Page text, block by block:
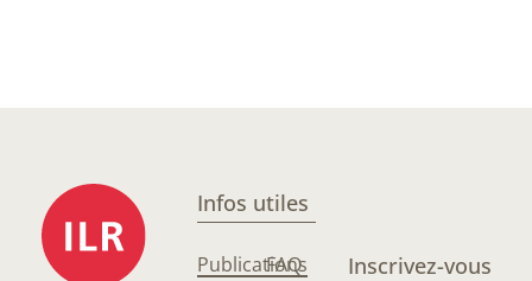
Infos utiles
Publications
FAQ Inscrivez-vous